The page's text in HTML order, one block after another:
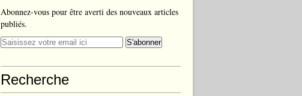
Abonnez-vous pour être averti des nouveaux articles
publiés.
Recherche